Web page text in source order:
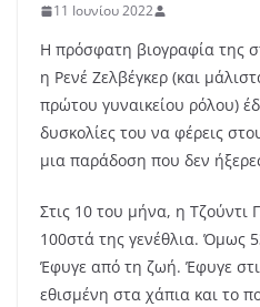
11 Ιουνίου 2022
Η πρόσφατη βιογραφία της
η Ρενέ Ζελβέγκερ (και
πρώτου γυναικείου ρόλου)
δυσκολίες του να φέρεις
μια παράδοση που δεν
Στις 10 του μήνα, η Τζούντι
100στά της γενέθλια. Όμως
Έφυγε από τη ζωή. Έφυγε
εθισμένη στα χάπια και το